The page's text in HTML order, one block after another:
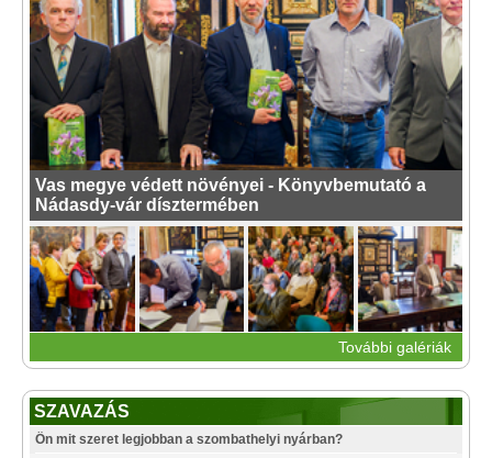
Vas megye védett növényei - Könyvbemutató a
Nádasdy-vár dísztermében
További galériák
SZAVAZÁS
Ön mit szeret legjobban a szombathelyi nyárban?